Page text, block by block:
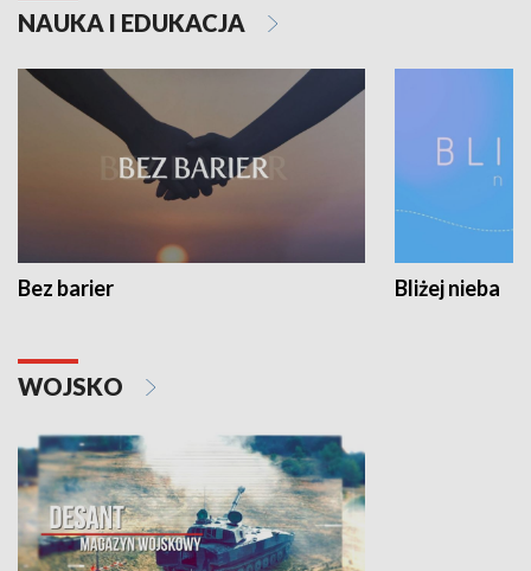
NAUKA I EDUKACJA
Bez barier Bliżej nieba
WOJSKO